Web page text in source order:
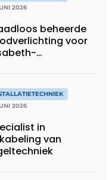
2026
beheerde
voor
2026
in
van